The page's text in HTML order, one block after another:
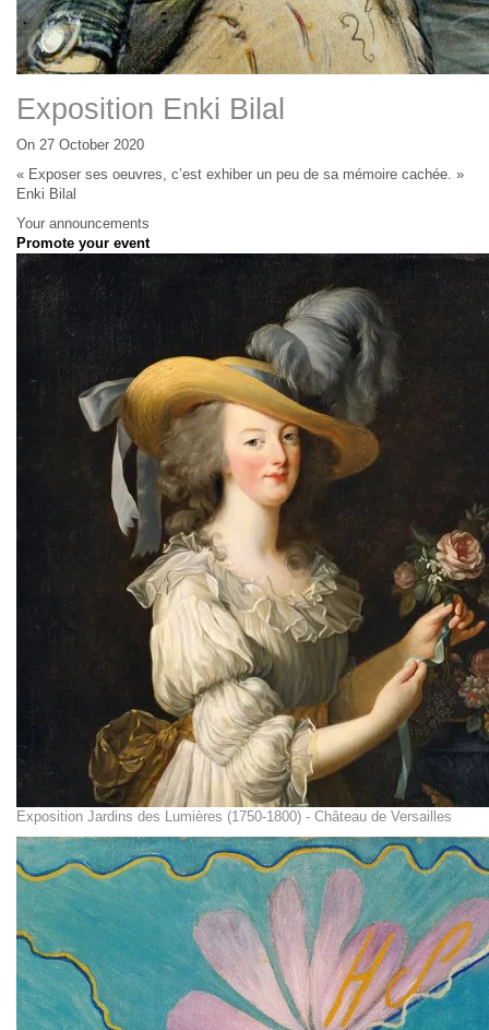
Exposition Enki Bilal
On 27 October 2020
« Exposer ses oeuvres, c’est exhiber un peu de sa mémoire cachée. »
Enki Bilal
Your announcements
Promote your event
Exposition Jardins des Lumières (1750-1800) - Château de Versailles